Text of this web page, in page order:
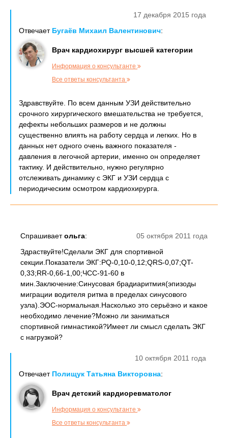
17 декабря 2015 года
Отвечает Бугаёв Михаил Валентинович:
Врач кардиохирург высшей категории
Информация о консультанте
Все ответы консультанта
Здравствуйте. По всем данным УЗИ действительно
срочного хирургического вмешательства не требуется,
дефекты небольших размеров и не должны
существенно влиять на работу сердца и легких. Но в
данных нет одного очень важного показателя -
давления в легочной артерии, именно он определяет
тактику. И действительно, нужно регулярно
отслеживать динамику с ЭКГ и УЗИ сердца с
периодическим осмотром кардиохирурга.
05 октября 2011 года
Спрашиваетольга:
Здраствуйте!Сделали ЭКГ для спортивной
секции.Показатели ЭКГ:PQ-0,10-0,12;QRS-0,07;QT-
0,33;RR-0,66-1,00;ЧСС-91-60 в
мин.Заключение:Синусовая брадиаритмия(эпизоды
миграции водителя ритма в пределах синусового
узла).ЭОС-нормальная.Насколько это серьёзно и какое
необходимо лечение?Можно ли заниматься
спортивной гимнастикой?Имеет ли смысл сделать ЭКГ
с нагрузкой?
10 октября 2011 года
Отвечает Полищук Татьяна Викторовна:
Врач детский кардиоревматолог
Информация о консультанте
Все ответы консультанта